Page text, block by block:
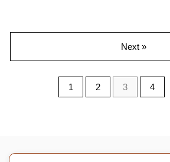
1 2 3 4
Next »